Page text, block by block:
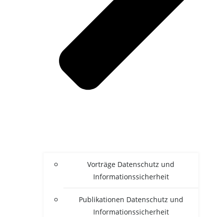
Vor­trä­ge Daten­schutz und
Informationssicherheit
Publi­ka­tio­nen Daten­schutz und
Informationssicherheit